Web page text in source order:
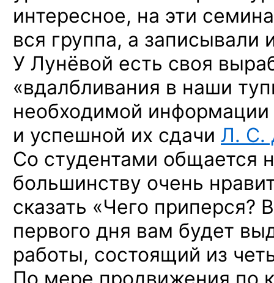
интересное, на эти
вся группа, а записывали
У Лунёвой есть своя
«вдалбливания в наши
необходимой
и успешной их сдачи Л. С.
Со студентами общается
большинству очень
сказать «Чего приперся?
первого дня вам будет
работы, состоящий из